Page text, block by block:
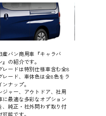
産バン商用車『キャラバ
』の紹介です。
レードは特別仕様車含む全8
レード、車体色は全8色をラ
ンナップ。
ジャー、アウトドア、社用
に最適な多彩なオプション
、純正・社外問わず取り付
可能です。